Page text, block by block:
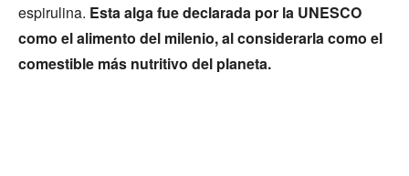
espirulina. Esta alga fue declarada por la UNESCO
como el alimento del milenio, al considerarla como el
comestible más nutritivo del planeta.